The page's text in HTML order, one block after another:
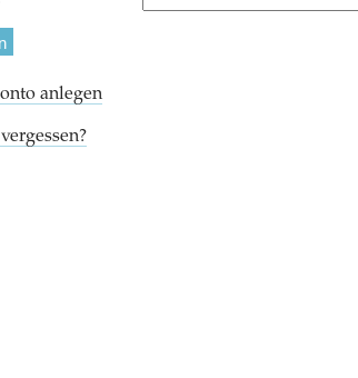
anlegen